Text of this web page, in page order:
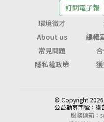
訂閱電子報
環境徵才
About us
編輯
常見問題
隱私權政策
© Copyright 2026
公益勸募字號： 衛
服務信箱：